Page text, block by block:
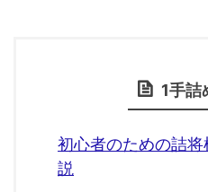
1手詰
初心者のための詰
説